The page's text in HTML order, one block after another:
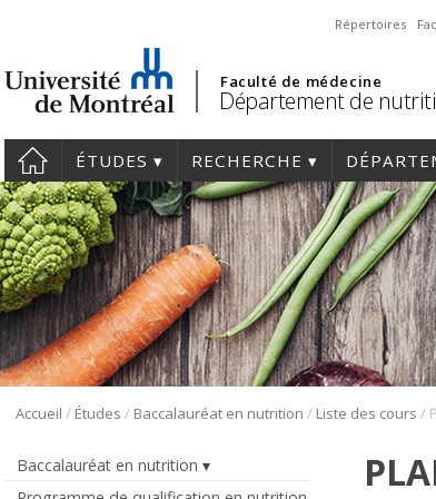
Répertoires
Faculté de médecine
Département de
ÉTUDES RECHERCHE
Accueil / Études / Baccalauréat en nutrition / Liste des cours /
Baccalauréat en nutrition